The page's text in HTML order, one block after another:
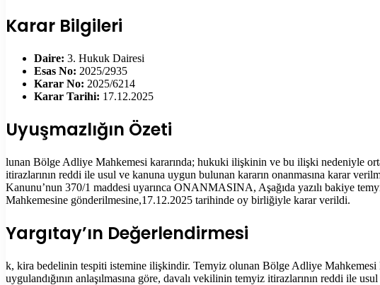
Karar Bilgileri
Daire: 3. Hukuk Dairesi
Esas No: 2025/2935
Karar No: 2025/6214
Karar Tarihi: 17.12.2025
Uyuşmazlığın Özeti
lunan Bölge Adliye Mahkemesi kararında; hukuki ilişkinin ve bu ilişki nedeniyle
itirazlarının reddi ile usul ve kanuna uygun bulunan kararın onanmasına karar
Kanunu’nun 370/1 maddesi uyarınca ONANMASINA, Aşağıda yazılı bakiye
Mahkemesine gönderilmesine,17.12.2025 tarihinde oy birliğiyle karar verildi.
Yargıtay’ın Değerlendirmesi
k, kira bedelinin tespiti istemine ilişkindir. Temyiz olunan Bölge Adliye
uygulandığının anlaşılmasına göre, davalı vekilinin temyiz itirazlarının reddi ile